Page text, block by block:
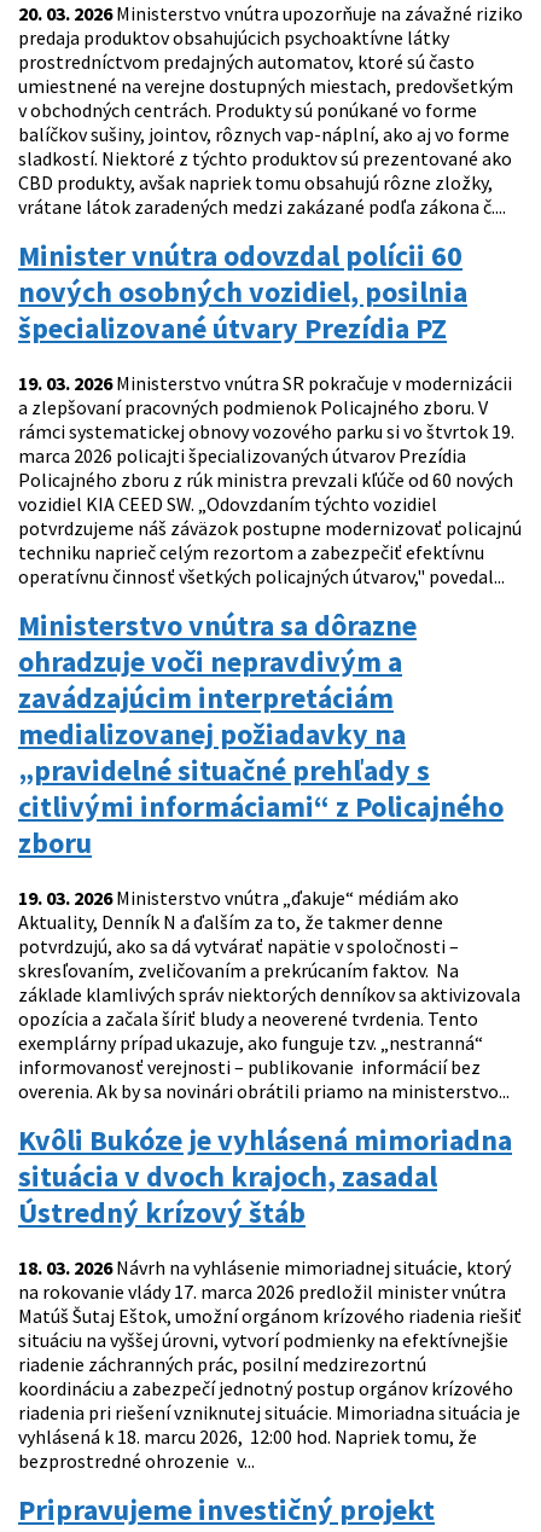
20. 03. 2026Ministerstvo vnútra upozorňuje na závažné riziko
predaja produktov obsahujúcich psychoaktívne látky
prostredníctvom predajných automatov, ktoré sú často
umiestnené na verejne dostupných miestach, predovšetkým
v obchodných centrách. Produkty sú ponúkané vo forme
balíčkov sušiny, jointov, rôznych vap-náplní, ako aj vo forme
sladkostí. Niektoré z týchto produktov sú prezentované ako
CBD produkty, avšak napriek tomu obsahujú rôzne zložky,
vrátane látok zaradených medzi zakázané podľa zákona č....
Minister vnútra odovzdal polícii 60
nových osobných vozidiel, posilnia
špecializované útvary Prezídia PZ
19. 03. 2026Ministerstvo vnútra SR pokračuje v modernizácii
a zlepšovaní pracovných podmienok Policajného zboru. V
rámci systematickej obnovy vozového parku si vo štvrtok 19.
marca 2026 policajti špecializovaných útvarov Prezídia
Policajného zboru z rúk ministra prevzali kľúče od 60 nových
vozidiel KIA CEED SW. „Odovzdaním týchto vozidiel
potvrdzujeme náš záväzok postupne modernizovať policajnú
techniku naprieč celým rezortom a zabezpečiť efektívnu
operatívnu činnosť všetkých policajných útvarov," povedal...
Ministerstvo vnútra sa dôrazne
ohradzuje voči nepravdivým a
zavádzajúcim interpretáciám
medializovanej požiadavky na
„pravidelné situačné prehľady s
citlivými informáciami“ z Policajného
zboru
19. 03. 2026Ministerstvo vnútra „ďakuje“ médiám ako
Aktuality, Denník N a ďalším za to, že takmer denne
potvrdzujú, ako sa dá vytvárať napätie v spoločnosti –
skresľovaním, zveličovaním a prekrúcaním faktov. Na
základe klamlivých správ niektorých denníkov sa aktivizovala
opozícia a začala šíriť bludy a neoverené tvrdenia. Tento
exemplárny prípad ukazuje, ako funguje tzv. „nestranná“
informovanosť verejnosti – publikovanie informácií bez
overenia. Ak by sa novinári obrátili priamo na ministerstvo...
Kvôli Bukóze je vyhlásená mimoriadna
situácia v dvoch krajoch, zasadal
Ústredný krízový štáb
18. 03. 2026Návrh na vyhlásenie mimoriadnej situácie, ktorý
na rokovanie vlády 17. marca 2026 predložil minister vnútra
Matúš Šutaj Eštok, umožní orgánom krízového riadenia riešiť
situáciu na vyššej úrovni, vytvorí podmienky na efektívnejšie
riadenie záchranných prác, posilní medzirezortnú
koordináciu a zabezpečí jednotný postup orgánov krízového
riadenia pri riešení vzniknutej situácie. Mimoriadna situácia je
vyhlásená k 18. marcu 2026, 12:00 hod. Napriek tomu, že
bezprostredné ohrozenie v...
Pripravujeme investičný projekt